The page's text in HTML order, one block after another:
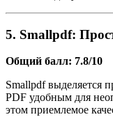
5. Smallpdf:
Общий балл: 7.8/10
Smallpdf выделяется
PDF удобным для
этом приемлемое